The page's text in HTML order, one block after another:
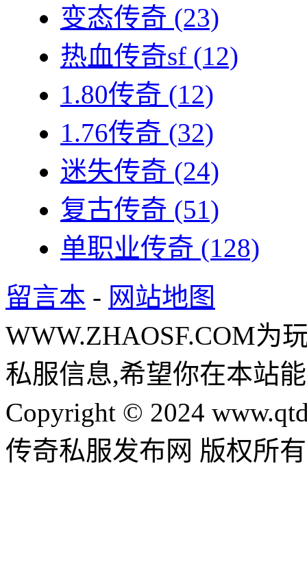
变态传奇 (23)
热血传奇sf (12)
1.80传奇 (12)
1.76传奇 (32)
迷失传奇 (24)
复古传奇 (51)
单职业传奇 (128)
留言本 - 网站地图
WWW.ZHAOSF.COM为
私服信息,希望你在本站
Copyright © 2024
传奇私服发布网 版权所有